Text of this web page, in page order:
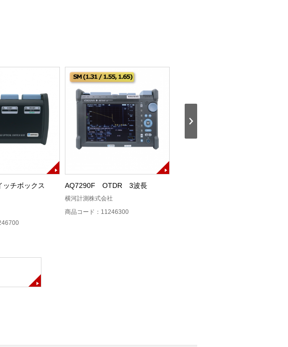
ッチボックス
AQ7290F OTDR 3波長
横河計測株式会社
商品コード：11246300